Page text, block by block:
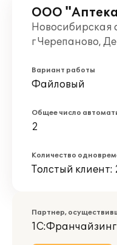
ООО
Новосибирская
г Черепаново,
Вариант работы
Файловый
Общее число
2
Количество
Толстый клиент:
Партнер,